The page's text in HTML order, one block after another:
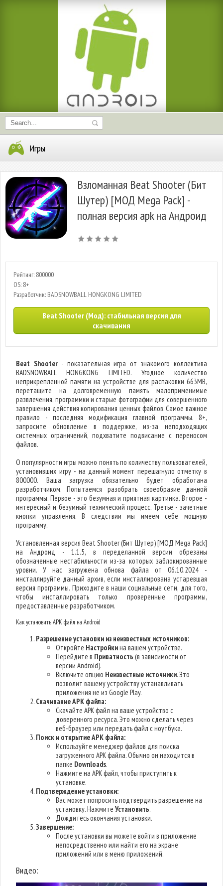
Игры
Взломанная Beat Shooter (Бит
Шутер) [МОД Mega Pack] -
полная версия apk на Андроид
Рейтинг: 800000
OS: 8+
Разработчик: BADSNOWBALL HONGKONG LIMITED
Beat Shooter (Мод): стабильная версия для
скачивания
Beat Shooter- показательная игра от знакомого коллектива
BADSNOWBALL HONGKONG LIMITED. Угодное количество
неприкрепленной памяти на устройстве для распаковки 663MB,
перетащите на долговременную память малоприменимые
развлечения, программки и старые фотографии для совершенного
завершения действия копирования ценных файлов. Самое важное
правило - последняя модификация главной программы. 8+,
запросите обновление в поддержке, из-за неподходящих
системных ограничений, подхватите подвисание с переносом
файлов.
О популярности игры можно понять по количеству пользователей,
установивших игру - на данный момент перешагнуло отметку в
800000. Ваша загрузка обязательно будет обработана
разработчиком. Попытаемся разобрать своеобразие данной
программы. Первое - это безумная и приятная картинка. Второе -
интересный и безумный технический процесс. Третье - зачетные
кнопки управления. В следствии мы имеем себе мощную
программу.
Установленная версия Beat Shooter (Бит Шутер) [МОД Mega Pack]
на Андроид - 1.1.5, в переделанной версии обрезаны
обозначенные нестабильности из-за которых заблокированные
уровни. У нас загружена обнова файла от 06.10.2024 -
инсталлируйте данный архив, если инсталлирована устаревшая
версия программы. Приходите в наши социальные сети, для того,
чтобы инсталлировать только проверенные программы,
предоставленные разработчиком.
Как установить APK файл на Android
Разрешение установки из неизвестных источников:
Откройте Настройкина вашем устройстве.
Перейдите в Приватность (в зависимости от
версии Android).
Включите опцию Неизвестные источники. Это
позволит вашему устройству устанавливать
приложения не из Google Play.
Скачивание APK файла:
Скачайте APK файл на ваше устройство с
доверенного ресурса. Это можно сделать через
веб-браузер или передать файл с ноутбука.
Поиск и открытие APK файла:
Используйте менеджер файлов для поиска
загруженного APK файла. Обычно он находится в
папке Downloads.
Нажмите на APK файл, чтобы приступить к
установке.
Подтверждение установки:
Вас может попросить подтвердить разрешение на
установку. НажмитеУстановить.
Дождитесь окончания установки.
Завершение:
После установки вы можете войти в приложение
непосредственно или найти его на экране
приложений или в меню приложений.
Видео: